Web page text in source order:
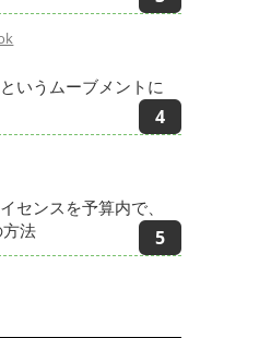
いうムーブメントに
センスを予算内で、
法